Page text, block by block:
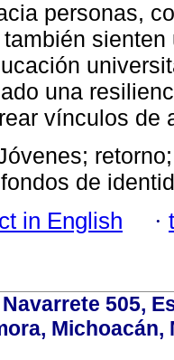
personas,
una
vínculos de
de
in English ·
505,
Michoacán,